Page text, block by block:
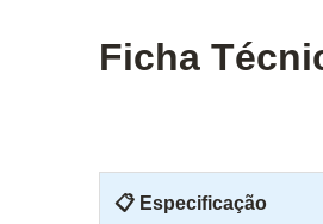
Ficha
📋 Especificação